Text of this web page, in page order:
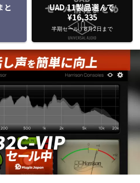
と
UAD 11製品選んで
¥16,335
半期セール・8月2日まで